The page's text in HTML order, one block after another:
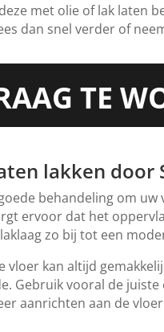
met olie of lak laten
dan snel verder of
TE
lakken door
behandeling om
ervoor dat het
zo bij tot een
vloer kan altijd
Gebruik vooral de
aanrichten aan de